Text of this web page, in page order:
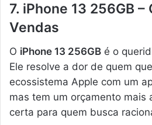
7. iPhone 13 256GB –
Vendas
O iPhone 13 256GB é o
Ele resolve a dor de quem
ecossistema Apple com um
mas tem um orçamento mais
certa para quem busca